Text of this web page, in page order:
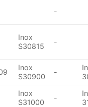
-
Inox
S30815
-
Inox
S30900
-
Inox
S31000
-